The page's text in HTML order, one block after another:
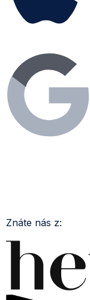
Znáte nás z: